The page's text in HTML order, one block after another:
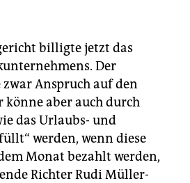
billigte jetzt das
Der
Anspruch auf den
aber auch durch
das Urlaubs- und
werden, wenn diese
Monat bezahlt werden,
Richter Rudi Müller-